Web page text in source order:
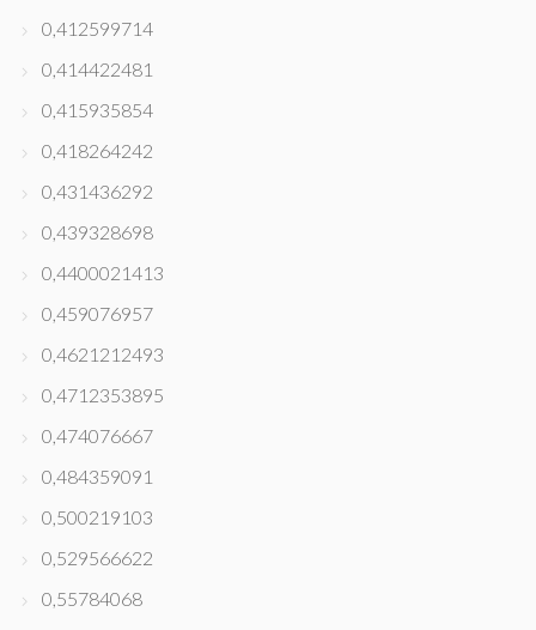
0,412599714
0,414422481
0,415935854
0,418264242
0,431436292
0,439328698
0,4400021413
0,459076957
0,4621212493
0,4712353895
0,474076667
0,484359091
0,500219103
0,529566622
0,55784068